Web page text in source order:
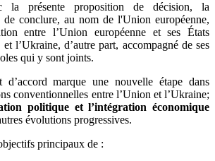
la présente proposition de décision, la
de conclure, au nom de l'Union européenne,
entre l’Union européenne et ses États
l’Ukraine, d’autre part, accompagné de ses
qui y sont joints.
marque une nouvelle étape dans
conventionnelles entre l’Union et l’Ukraine;
politique et l’intégration économique
évolutions progressives.
principaux de :